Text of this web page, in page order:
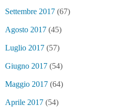
Settembre 2017 (67)
Agosto 2017 (45)
Luglio 2017 (57)
Giugno 2017 (54)
Maggio 2017 (64)
Aprile 2017 (54)